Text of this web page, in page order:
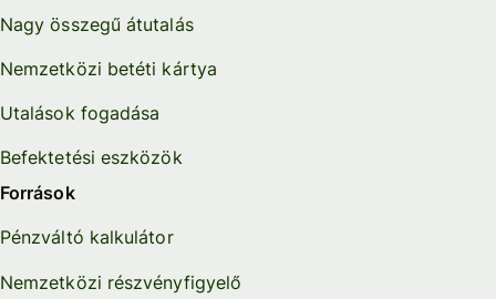
Nagy összegű átutalás
Nemzetközi betéti kártya
Utalások fogadása
Befektetési eszközök
Források
Pénzváltó kalkulátor
Nemzetközi részvényfigyelő